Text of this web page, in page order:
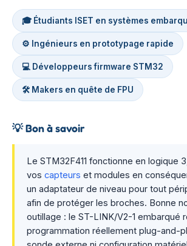
🎓 Étudiants ISET en systèmes
⚙️ Ingénieurs en prototypage rapide
💻 Développeurs firmware STM32
🛠️ Makers en quête de FPU
💡Bon à savoir
Le STM32F411 fonctionne en logique
vos capteurs et modules en
un adaptateur de niveau pour tout
afin de protéger les broches. Bonne
outillage : le ST-LINK/V2-1 embarqué
programmation réellement plug-and-